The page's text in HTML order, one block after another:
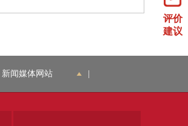
评价
建议
新闻媒体网站